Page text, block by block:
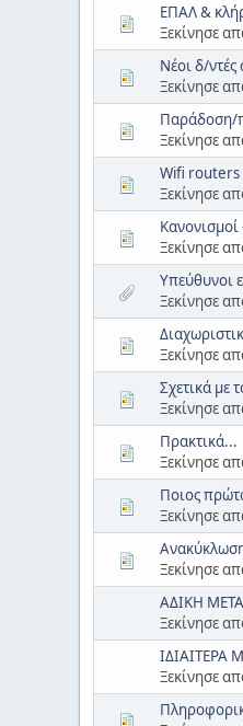
ΕΠΑΛ &
Ξεκίνησε
Νέοι δ/
Ξεκίνησε
Παράδοση/
Ξεκίνησε
Wifi routers
Ξεκίνησε
Ξεκίνησε
Υπεύθυνοι
Ξεκίνησε
Ξεκίνησε
Σχετικά με
Ξεκίνησε
Πρακτικά...
Ξεκίνησε
Ποιος
Ξεκίνησε
Ξεκίνησε
ΑΔΙΚΗ
Ξεκίνησε
Ξεκίνησε